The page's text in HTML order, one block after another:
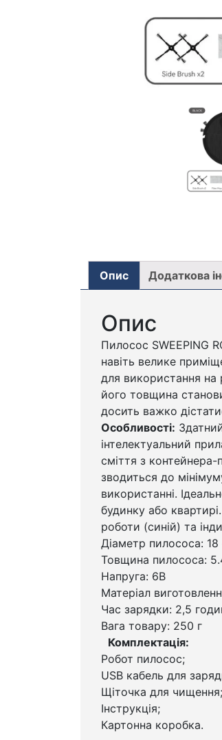
Опис Додаткова
Опис
Пилосос SWEEPING
навіть велике
для використання на
його товщина
досить важко
Особливості:
інтелектуальний
сміття з
зводиться до
використанні.
будинку або
роботи (синій) та
Діаметр пилососа:
Товщина пилососа:
Напруга: 6В
Матеріал
Час зарядки: 2,5
Вага товару: 250 г
Комплектація:
Робот пилосос;
USB кабель для
Щіточка для чищення;
Інструкція;
Картонна коробка.